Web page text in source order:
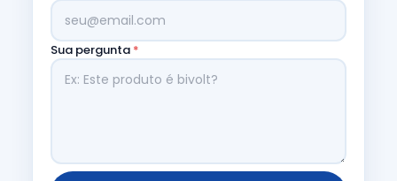
Sua pergunta *